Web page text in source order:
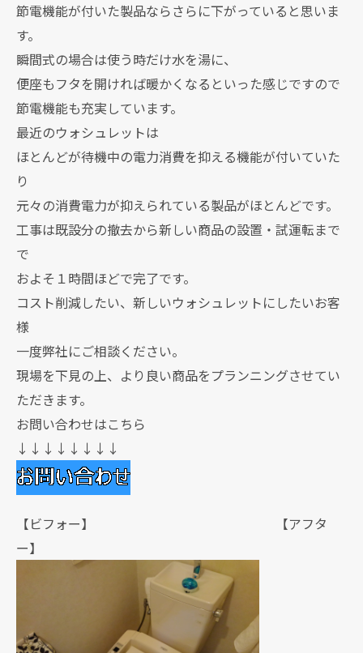
節電機能が付いた製品ならさらに下がっていると思いま
す。
瞬間式の場合は使う時だけ水を湯に、
便座もフタを開ければ暖かくなるといった感じですので
節電機能も充実しています。
最近のウォシュレットは
ほとんどが待機中の電力消費を抑える機能が付いていた
り
元々の消費電力が抑えられている製品がほとんどです。
工事は既設分の撤去から新しい商品の設置・試運転まで
で
およそ１時間ほどで完了です。
コスト削減したい、新しいウォシュレットにしたいお客
様
一度弊社にご相談ください。
現場を下見の上、より良い商品をプランニングさせてい
ただきます。
お問い合わせはこちら
↓↓↓↓↓↓↓↓
【ビフォー】 【アフタ
ー】